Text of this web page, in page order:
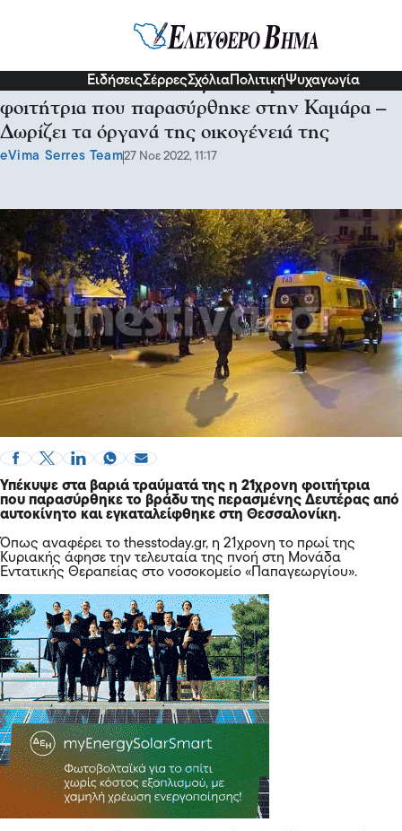
ΕιδήσειςΣέρρεςΣχόλια ΠολιτικήΨυχαγωγία
Θεσσαλονίκη: Κατέληξε η 21χρονη
φοιτήτρια που παρασύρθηκε στην Καμάρα –
Δωρίζει τα όργανά της οικογένειά της
eVima Serres Team27 Νοε 2022, 11:17
Υπέκυψε στα βαριά τραύματά της η 21χρονη φοιτήτρια
που παρασύρθηκε το βράδυ της περασμένης Δευτέρας από
αυτοκίνητο και εγκαταλείφθηκε στη Θεσσαλονίκη.
Όπως αναφέρει το thesstoday.gr, η 21χρονη το πρωί της
Κυριακής άφησε την τελευταία της πνοή στη Μονάδα
Εντατικής Θεραπείας στο νοσοκομείο «Παπαγεωργίου».